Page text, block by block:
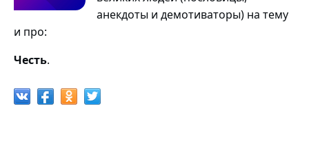
анекдоты и демотиваторы) на тему
и про:
Честь.